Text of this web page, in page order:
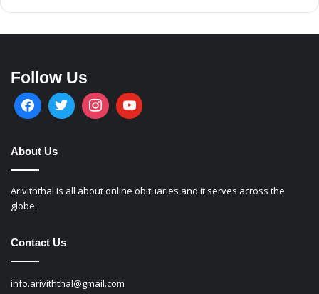
Follow Us
About Us
Ariviththal is all about online obituaries and it serves across the
globe.
Contact Us
info.ariviththal@gmail.com